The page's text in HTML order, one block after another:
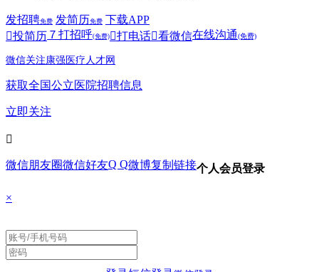
发招聘免费 发简历免费 下载APP
投简历 ７ 打招呼(免费) 打电话看微信在线沟通(免费)
微信关注康强医疗人才网
获取全国公立医院招聘信息
立即关注

微信朋友圈微信好友Q Q微博复制链接个人会员登录
×